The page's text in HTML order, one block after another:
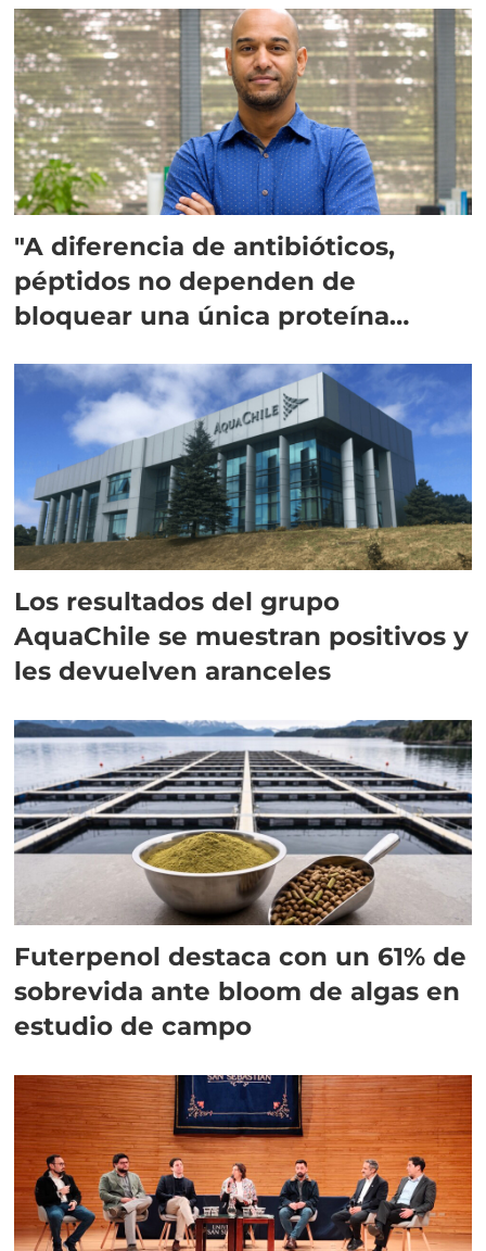
"A diferencia de antibióticos,
péptidos no dependen de
bloquear una única proteína
Los resultados del grupo
AquaChile se muestran positivos y
les devuelven aranceles
Futerpenol destaca con un 61% de
sobrevida ante bloom de algas en
estudio de campo